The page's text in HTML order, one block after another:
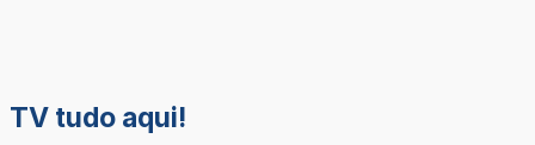
TV tudo aqui!